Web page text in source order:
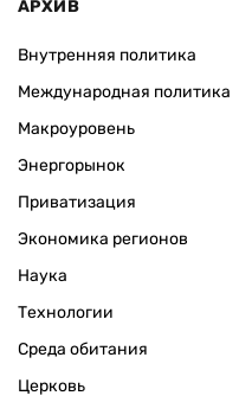
АРХИВ
Внутренняя политика
Международная политика
Макроуровень
Энергорынок
Приватизация
Экономика регионов
Наука
Технологии
Среда обитания
Церковь